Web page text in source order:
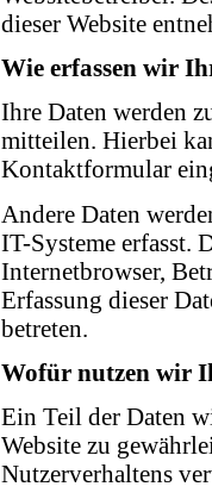
dieser Website
Wie erfassen wir
Ihre Daten werden
mitteilen. Hierbei
Kontaktformular
Andere Daten
IT-Systeme erfasst.
Internetbrowser,
Erfassung dieser
betreten.
Wofür nutzen wir
Ein Teil der Daten
Website zu
Nutzerverhaltens